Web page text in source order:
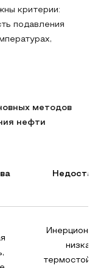
критерии:
подавления
методов
нефти
низкая